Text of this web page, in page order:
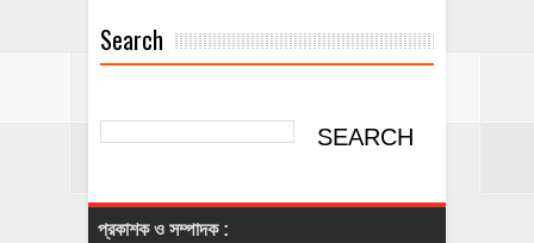
Search
প্রকাশক ও সম্পাদক :